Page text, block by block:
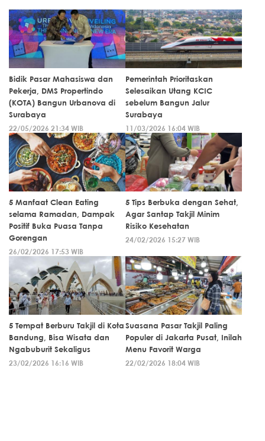
Bidik Pasar Mahasiswa dan
Pekerja, DMS Propertindo
(KOTA) Bangun Urbanova di
Surabaya
22/05/2026 21:34 WIB
Pemerintah Prioritaskan
Selesaikan Utang KCIC
sebelum Bangun Jalur
Surabaya
11/03/2026 16:04 WIB
5 Manfaat Clean Eating
selama Ramadan, Dampak
Positif Buka Puasa Tanpa
Gorengan
26/02/2026 17:53 WIB
5 Tips Berbuka dengan Sehat,
Agar Santap Takjil Minim
Risiko Kesehatan
24/02/2026 15:27 WIB
5 Tempat Berburu Takjil di Kota
Bandung, Bisa Wisata dan
Ngabuburit Sekaligus
23/02/2026 16:16 WIB
Suasana Pasar Takjil Paling
Populer di Jakarta Pusat, Inilah
Menu Favorit Warga
22/02/2026 18:04 WIB